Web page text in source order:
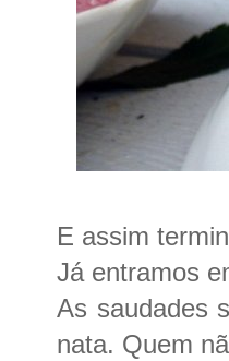
E assim
Já entramos
As saudades
nata. Quem